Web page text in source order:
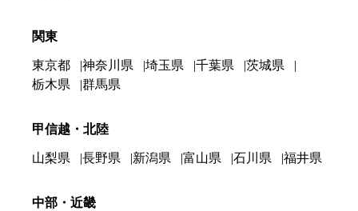
関東
東京都 神奈川県 埼玉県 千葉県
茨城県
栃木県
群馬県
甲信越・北陸
山梨県 長野県 新潟県 富山県 石川県 福井県
中部・近畿